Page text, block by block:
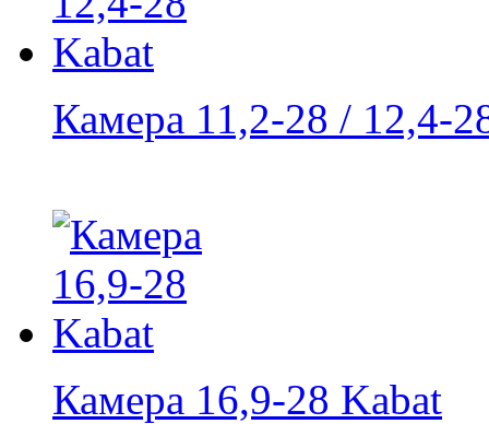
Камера 11,2-28 / 12,4-
Камера 16,9-28 Kabat